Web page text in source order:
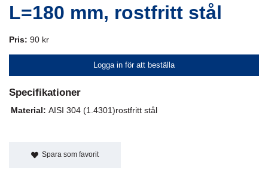
L=180 mm, rostfritt stål
Pris: 90 kr
Logga in för att beställa
Specifikationer
Material: AISI 304 (1.4301)rostfritt stål
Spara som favorit